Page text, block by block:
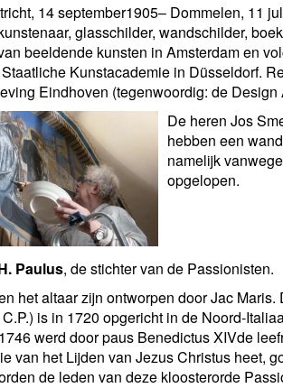
14 september1905– Dommelen, 11
glasschilder, wandschilder,
beeldende kunsten in Amsterdam en
Kunstacademie in Düsseldorf.
Eindhoven (tegenwoordig: de Design
De heren Jos
hebben een
namelijk
opgelopen.
Paulus, de stichter van de Passionisten.
het altaar zijn ontworpen door Jac
is in 1720 opgericht in de Noord-
werd door paus Benedictus XIVde
van het Lijden van Jezus Christus heet,
de leden van deze kloosterorde